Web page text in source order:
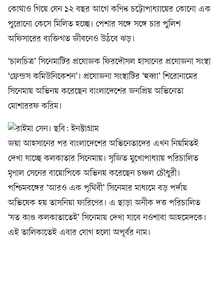
কোথাও গিয়ে যেন ১২ বছর আগে কণিষ্ক চট্টোপাধ্যায়ের কোনো এক
পুরোনো কেসে মিলিত হচ্ছে। পেশার সঙ্গে সঙ্গে চার পুলিশ
অফিসারের ব্যক্তিগত জীবনেও উঠবে ঝড়।
‘চালচিত্র’ সিনেমাটির প্রযোজক ফিরদৌসল হাসানের প্রযোজনা সংস্থা
‘ফ্রেন্ডস কমিউনিকেশন’। প্রযোজনা সংস্থাটির ‘হুব্বা’ শিরোনামের
সিনেমায় অভিনয় করেছেন বাংলাদেশের জনপ্রিয় অভিনেতা
মোশাররফ করিম।
জয়া আহসানের পর বাংলাদেশের অভিনেতাদের এখন নিয়মিতই
দেখা যাচ্ছে কলকাতার সিনেমায়। সৃজিত মুখোপাধ্যায় পরিচালিত
মৃণাল সেনের বায়োপিকে অভিনয় করেছেন চঞ্চল চৌধুরী।
পশ্চিমবঙ্গের ‘আরও এক পৃথিবী’ সিনেমার মাধ্যমে বড় পর্দায়
অভিষেক হয় তাসনিয়া ফারিণের। এ ছাড়া অনীক দত্ত পরিচালিত
‘যত কাণ্ড কলকাতাতেই’ সিনেমায় দেখা যাবে নওশাবা আহমেদকে।
এই তালিকাতেই এবার যোগ হলো অপূর্বর নাম।